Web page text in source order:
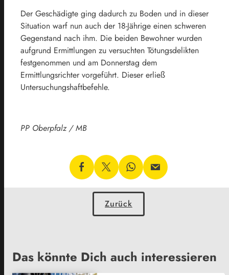
Der Geschädigte ging dadurch zu Boden und in dieser
Situation warf nun auch der 18-Jährige einen schweren
Gegenstand nach ihm. Die beiden Bewohner wurden
aufgrund Ermittlungen zu versuchten Tötungsdelikten
festgenommen und am Donnerstag dem
Ermittlungsrichter vorgeführt. Dieser erließ
Untersuchungshaftbefehle.
PP Oberpfalz / MB
Zurück
Das könnte Dich auch interessieren